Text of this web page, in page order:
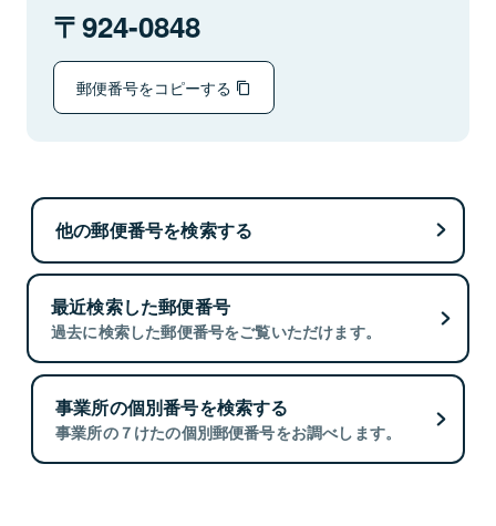
924-0848
郵便番号をコピーする
他の郵便番号を検索する
最近検索した郵便番号
過去に検索した郵便番号をご覧いただけます。
事業所の個別番号を検索する
事業所の７けたの個別郵便番号をお調べします。